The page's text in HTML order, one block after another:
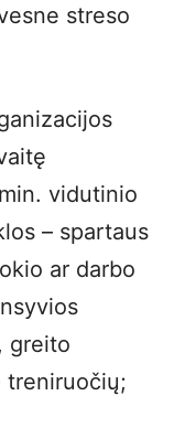
streso
vidutinio
– spartaus
ar darbo
greito
treniruočių;